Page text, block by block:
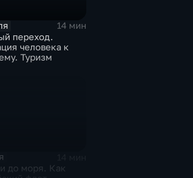
14 мин
переход.
человека к
Туризм
до моря. Как